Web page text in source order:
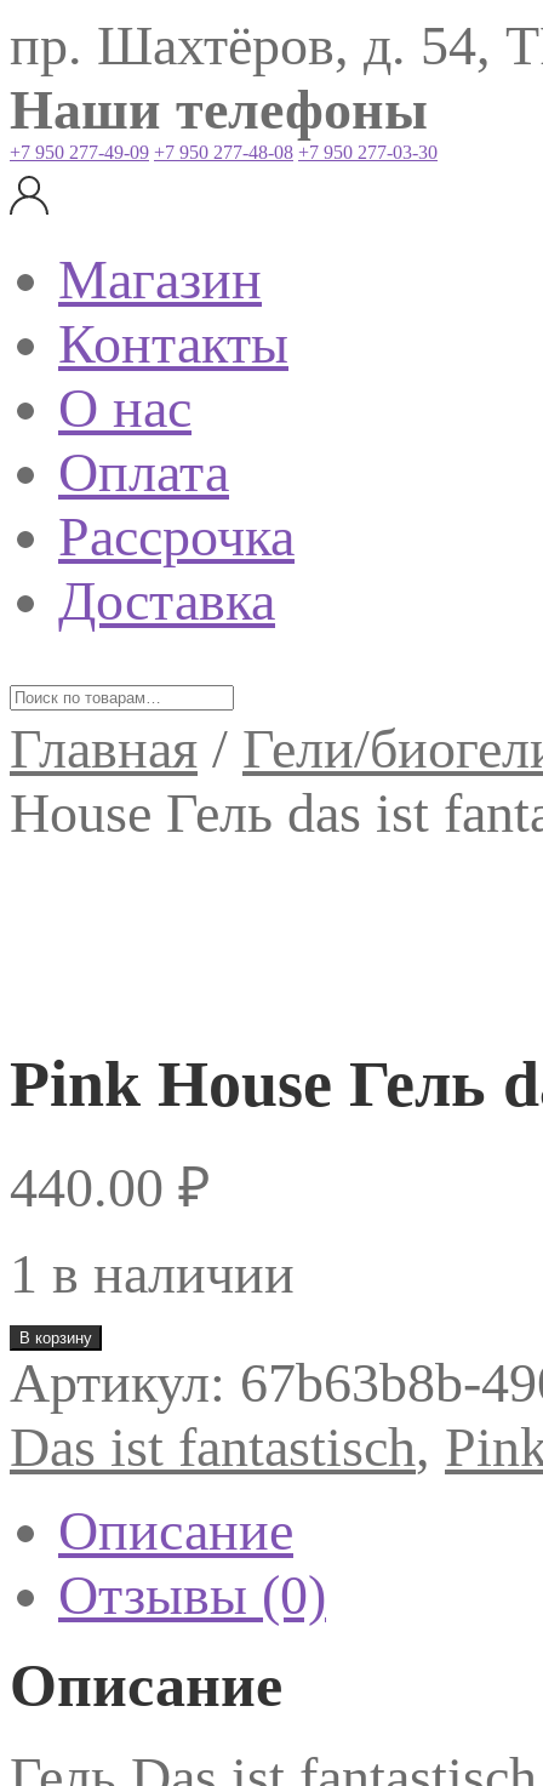
пр. Шахтёров, д. 54,
Наши телефоны
+7 950 277-49-09 +7 950 277-48-08 +7 950 277-03-30
Магазин
Контакты
О нас
Оплата
Рассрочка
Доставка
Главная / Гели/
House Гель das ist
Pink House Гель
440.00 ₽
1 в наличии
Количество
товара
Pink
House
ist
В корзину
Артикул: 67b63b8b-
Das ist fantastisch,
Описание
Отзывы (0)
Описание